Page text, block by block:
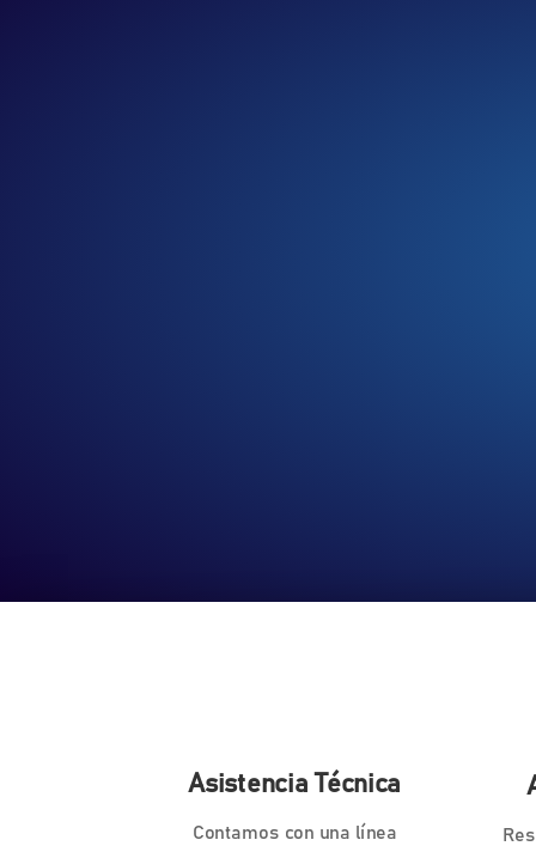
Asistencia Técnica
Contamos con una línea